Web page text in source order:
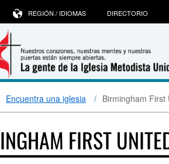
REGIÓN / IDIOMAS DIRECTORIO
Encuentra una iglesia Birmingham First
FIRST